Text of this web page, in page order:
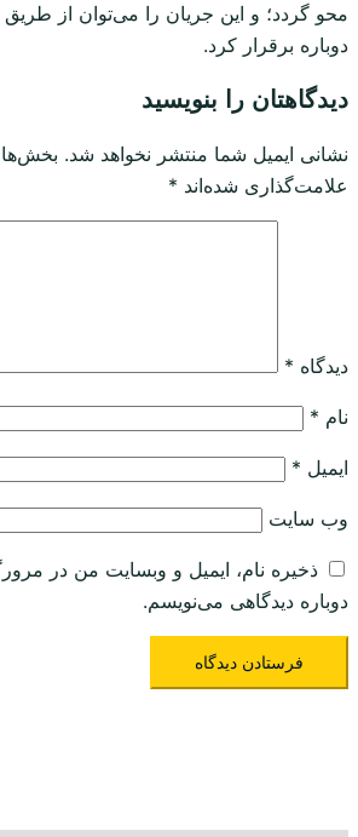
محو گردد؛ و این جریان را می‌توان از
دوباره برقرار کرد.
دیدگاهتان را بنویسید
نشانی ایمیل شما منتشر نخواهد شد.
علامت‌گذاری شده‌اند *
دیدگاه *
نام *
ایمیل *
وب‌ سایت
ذخیره نام، ایمیل و وبسایت من در
دوباره دیدگاهی می‌نویسم.